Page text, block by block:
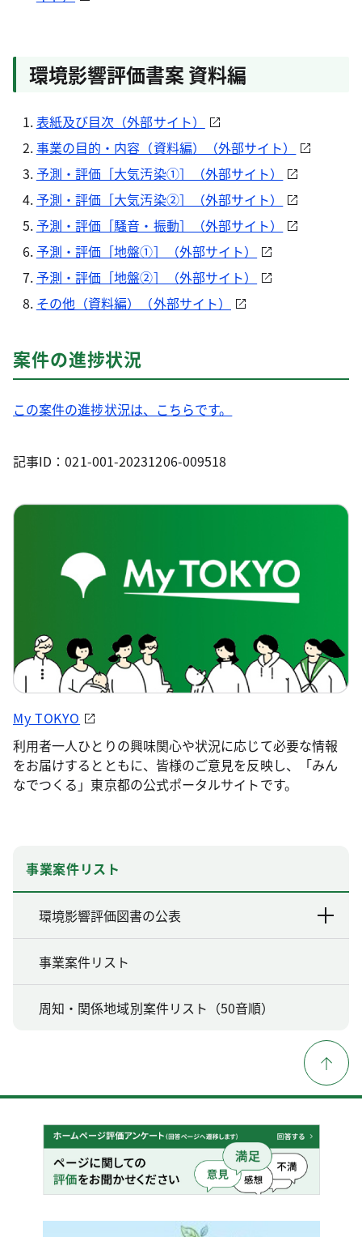
環境影響評価書案 資料編
表紙及び目次（外部サイト）
事業の目的・内容（資料編）（外部サイト）
予測・評価［大気汚染①］（外部サイト）
予測・評価［大気汚染②］（外部サイト）
予測・評価［騒音・振動］（外部サイト）
予測・評価［地盤①］（外部サイト）
予測・評価［地盤②］（外部サイト）
その他（資料編）（外部サイト）
案件の進捗状況
この案件の進捗状況は、こちらです。
記事ID：021-001-20231206-009518
My TOKYO
利用者一人ひとりの興味関心や状況に応じて必要な情報
をお届けするとともに、皆様のご意見を反映し、「みん
なでつくる」東京都の公式ポータルサイトです。
事業案件リスト
環境影響評価図書の公表
事業案件リスト
周知・関係地域別案件リスト（50音順）